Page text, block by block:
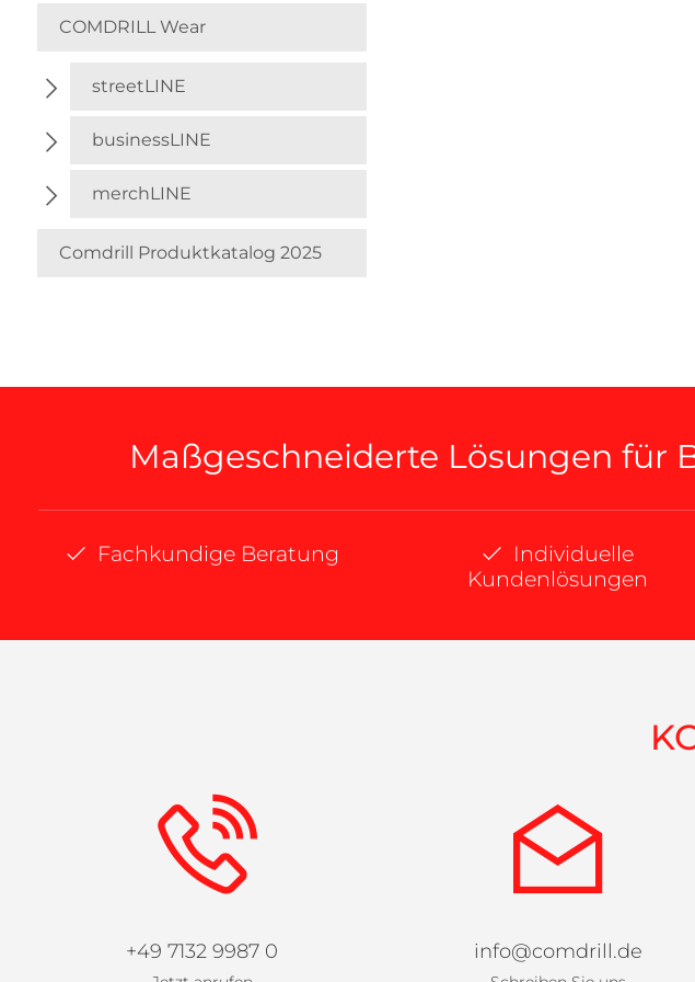
COMDRILL Wear
streetLINE
businessLINE
merchLINE
Comdrill Produktkatalog 2025
Maßgeschneiderte Lösungen für
Fachkundige Beratung
Individuelle
Kundenlösungen
+49 7132 9987 0 info@comdrill.de